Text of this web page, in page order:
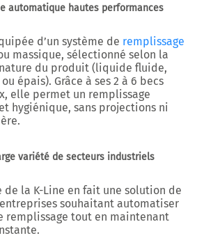
automatique hautes performances
d’un système de remplissage
massique, sélectionné selon la
du produit (liquide fluide,
épais). Grâce à ses 2 à 6 becs
, elle permet un remplissage
hygiénique, sans projections ni
variété de secteurs industriels
de la K-Line en fait une solution de
souhaitant automatiser
remplissage tout en maintenant